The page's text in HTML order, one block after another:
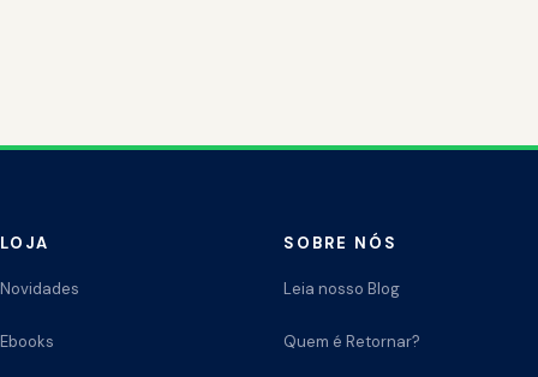
LOJA
Novidades
Ebooks
SOBRE NÓS
Leia nosso Blog
Quem é Retornar?